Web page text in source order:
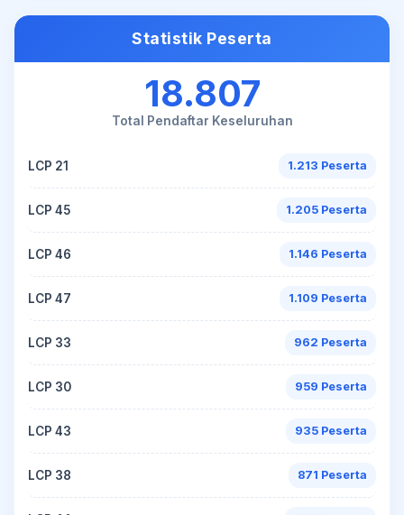
Statistik Peserta
18.807
Total Pendaftar Keseluruhan
LCP 21 1.213 Peserta
LCP 45 1.205 Peserta
LCP 46 1.146 Peserta
LCP 47 1.109 Peserta
LCP 33 962 Peserta
LCP 30 959 Peserta
LCP 43 935 Peserta
LCP 38 871 Peserta